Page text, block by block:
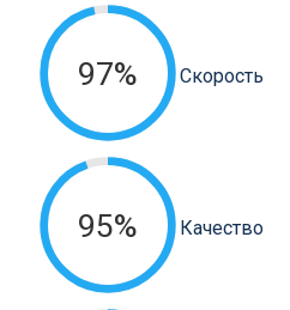
97% Скорость
95% Качество